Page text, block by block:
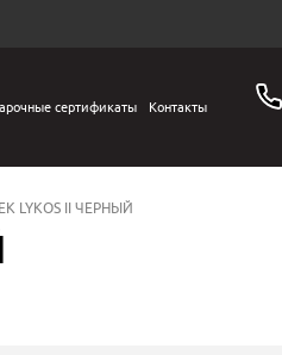
сертификаты Контакты
LYKOS II ЧЕРНЫЙ